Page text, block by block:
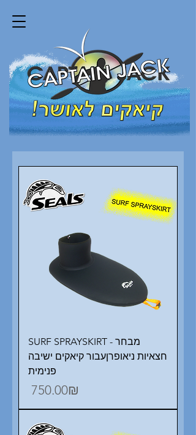
SURF SPRAYSKIRT - מבחר
חצאיות ניאופרןעבור קיאקים ישיבה
פנימית
Price ‏750.00 ‏₪